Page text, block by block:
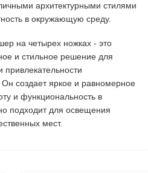
архитектурными стилями
в окружающую среду.
на четырех ножках - это
и стильное решение для
привлекательности
создает яркое и равномерное
и функциональность в
подходит для освещения
мест.